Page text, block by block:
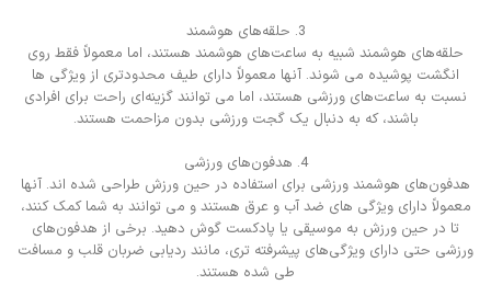
3. حلقه‌های هوشمند
حلقه‌های هوشمند شبیه به ساعت‌های هوشمند هستند، اما معمولاً فقط روی
انگشت پوشیده می شوند. آنها معمولاً دارای طیف محدودتری از ویژگی ها
نسبت به ساعت‌های ورزشی هستند، اما می توانند گزینه‌ای راحت برای افرادی
باشند، که به دنبال یک گجت ورزشی بدون مزاحمت هستند.
4. هدفون‌های ورزشی
هدفون‌های هوشمند ورزشی برای استفاده در حین ورزش طراحی شده اند. آنها
معمولاً دارای ویژگی های ضد آب و عرق هستند و می توانند به شما کمک کنند،
تا در حین ورزش به موسیقی یا پادکست گوش دهید. برخی از هدفون‌های
ورزشی حتی دارای ویژگی‌های پیشرفته تری، مانند ردیابی ضربان قلب و مسافت
طی شده هستند.